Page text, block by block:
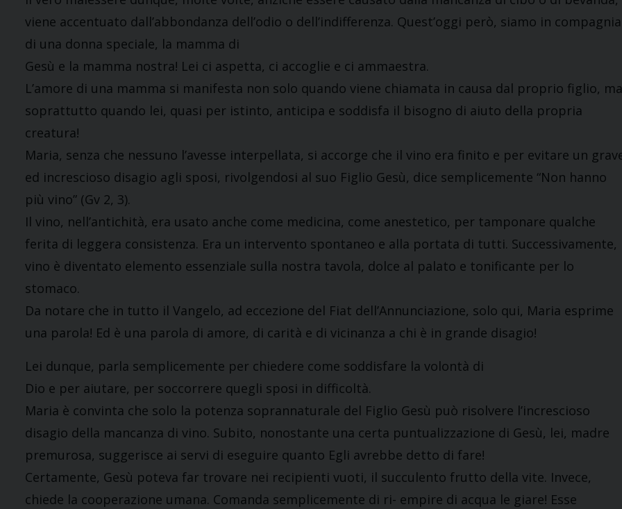
viene accentuato dall’abbondanza dell’odio o dell’indifferenza. Quest’oggi però, siamo in compagnia
di una donna speciale, la mamma di
Gesù e la mamma nostra! Lei ci aspetta, ci accoglie e ci ammaestra.
L’amore di una mamma si manifesta non solo quando viene chiamata in causa dal proprio figlio, ma
soprattutto quando lei, quasi per istinto, anticipa e soddisfa il bisogno di aiuto della propria
creatura!
Maria, senza che nessuno l’avesse interpellata, si accorge che il vino era finito e per evitare un
ed increscioso disagio agli sposi, rivolgendosi al suo Figlio Gesù, dice semplicemente “Non hanno
più vino” (Gv 2, 3).
Il vino, nell’antichità, era usato anche come medicina, come anestetico, per tamponare qualche
ferita di leggera consistenza. Era un intervento spontaneo e alla portata di tutti. Successivamente,
vino è diventato elemento essenziale sulla nostra tavola, dolce al palato e tonificante per lo
stomaco.
Da notare che in tutto il Vangelo, ad eccezione del Fiat dell’Annunciazione, solo qui, Maria esprime
una parola! Ed è una parola di amore, di carità e di vicinanza a chi è in grande disagio!
Lei dunque, parla semplicemente per chiedere come soddisfare la volontà di
Dio e per aiutare, per soccorrere quegli sposi in difficoltà.
Maria è convinta che solo la potenza soprannaturale del Figlio Gesù può risolvere l’increscioso
disagio della mancanza di vino. Subito, nonostante una certa puntualizzazione di Gesù, lei, madre
premurosa, suggerisce ai servi di eseguire quanto Egli avrebbe detto di fare!
Certamente, Gesù poteva far trovare nei recipienti vuoti, il succulento frutto della vite. Invece,
chiede la cooperazione umana. Comanda semplicemente di ri- empire di acqua le giare! Esse